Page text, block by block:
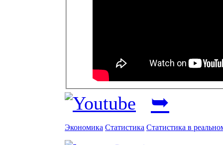
➥
Экономика Статистика Статистика в